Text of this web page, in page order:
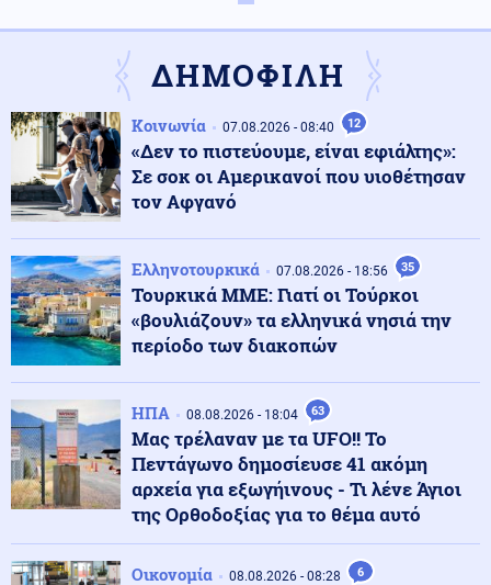
Κωνσταντοπούλου: Το έγκλημα των υποκλοπών
αποτελεί έγκλημα κατά της Δημοκρατίας - Η ανάρτησή
της
Κόσμος 08.08.2026 - 23:25
Τους "την έσκασε" άθελά του ο Ρονάλντο: Πλήθος
κόσμου στη Μαδέρα για το γάμο, αλλά τελικά
παντρευόταν άλλο ζευγάρι
Κοινωνία
Συγκλονιστικό τροχαίο: Αυτοκίνητο συγκρούστηκε με
μηχανή αστυνομικών της ΔΙΑΣ στο Λαγονήσι
Καταγγελία για νυχτερινή είσοδο ισραηλινών
στρατευμάτων σε χωριό του Λιβάνου - Τι απαντά το
Ισραήλ
Ελληνοτουρκικά 08.08.2026 - 23:00
Ανάλυση: Η Ελληνική αντίδραση μετά την τριμερή
συμφωνία Τουρκίας-Πακιστάν-Σ. Αραβίας στη Μέκκα
ΔΗΜΟΦΙΛΗ
Κοινωνία 07.08.2026 - 08:40 12
«Δεν το πιστεύουμε, είναι εφιάλτης»:
Σε σοκ οι Αμερικανοί που υιοθέτησαν
τον Αφγανό
Ελληνοτουρκικά 07.08.2026 - 18:56 35
Τουρκικά ΜΜΕ: Γιατί οι Τούρκοι
«βουλιάζουν» τα ελληνικά νησιά την
περίοδο των διακοπών
ΗΠΑ 08.08.2026 - 18:04 63
Μας τρέλαναν με τα UFO!! Το
Πεντάγωνο δημοσίευσε 41 ακόμη
αρχεία για εξωγήινους - Τι λένε Άγιοι
της Ορθοδοξίας για το θέμα αυτό
Οικονομία 08.08.2026 - 08:28 6